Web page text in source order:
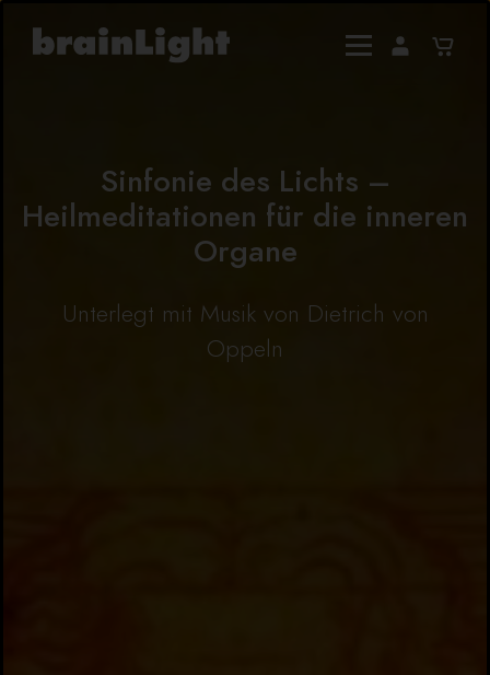
Sinfonie des Lichts –
Heilmeditationen für die inneren
Organe
Unterlegt mit Musik von Dietrich von
Oppeln